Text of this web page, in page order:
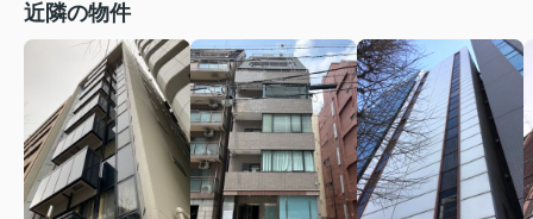
近隣の物件